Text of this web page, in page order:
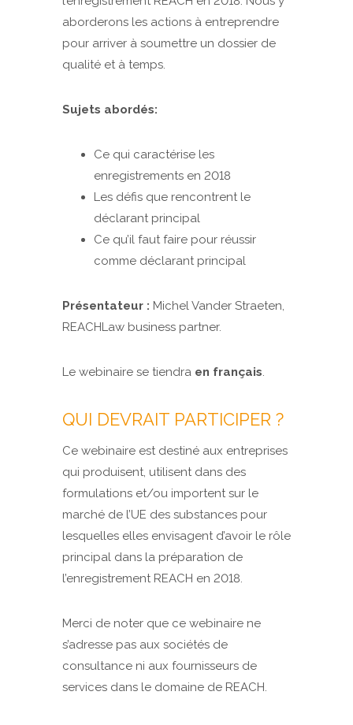
aborderons les actions à entreprendre
pour arriver à soumettre un dossier de
qualité et à temps.
Sujets abordés:
Ce qui caractérise les
enregistrements en 2018
Les défis que rencontrent le
déclarant principal
Ce qu’il faut faire pour réussir
comme déclarant principal
Présentateur : Michel Vander Straeten,
REACHLaw business partner.
Le webinaire se tiendra en français.
QUI DEVRAIT PARTICIPER ?
Ce webinaire est destiné aux entreprises
qui produisent, utilisent dans des
formulations et/ou importent sur le
marché de l’UE des substances pour
lesquelles elles envisagent d’avoir le rôle
principal dans la préparation de
l’enregistrement REACH en 2018.
Merci de noter que ce webinaire ne
s’adresse pas aux sociétés de
consultance ni aux fournisseurs de
services dans le domaine de REACH.